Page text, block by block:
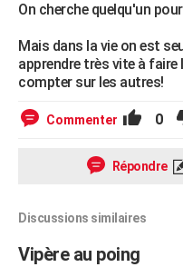
S'inscrire
Se connecter
Lycées
Collèges
Primaires
Universités
Entreprises
Service militaire
Avis de recherche
AVIS DE DÉCÈS
FORUM
On cherche quelqu'un
Mais dans la vie on est
apprendre très vite à
compter sur les autres!
Commenter 0
Répondre
Discussions similaires
Vipère au poing